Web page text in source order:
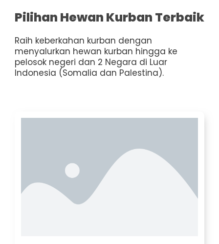
Pilihan Hewan Kurban Terbaik
Raih keberkahan kurban dengan
menyalurkan hewan kurban hingga ke
pelosok negeri dan 2 Negara di Luar
Indonesia (Somalia dan Palestina).